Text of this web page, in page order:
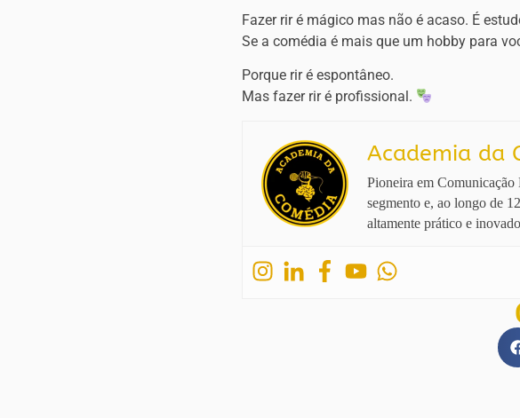
Fazer rir é mágico mas não é acaso. É
Se a comédia é mais que um hobby para
Porque rir é espontâneo.
Mas fazer rir é profissional.
Academia da
Pioneira em
segmento e, ao longo de
altamente prático e